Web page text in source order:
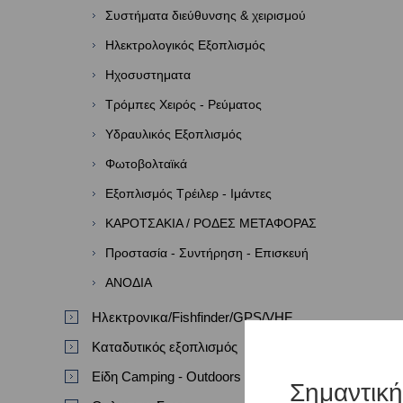
Συστήματα διεύθυνσης & χειρισμού
Ηλεκτρολογικός Εξοπλισμός
Ηχοσυστηματα
Τρόμπες Χειρός - Ρεύματος
Υδραυλικός Εξοπλισμός
Φωτοβολταϊκά
Εξοπλισμός Τρέιλερ - Ιμάντες
ΚΑΡΟΤΣΑΚΙΑ / ΡΟΔΕΣ ΜΕΤΑΦΟΡΑΣ
Προστασία - Συντήρηση - Επισκευή
ΑΝΟΔΙΑ
Ηλεκτρονικα/Fishfinder/GPS/VHF
Καταδυτικός εξοπλισμός
Είδη Camping - Outdoors